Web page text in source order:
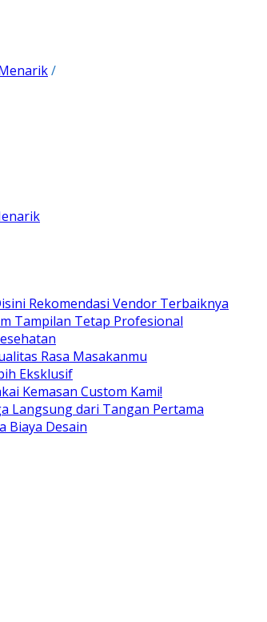
/
Rekomendasi Vendor Terbaiknya
Tampilan Tetap Profesional
Rasa Masakanmu
Eksklusif
Kemasan Custom Kami!
Langsung dari Tangan Pertama
Biaya Desain